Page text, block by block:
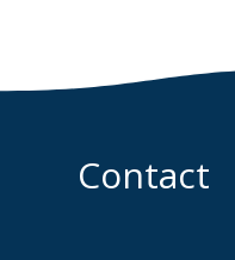
Contact